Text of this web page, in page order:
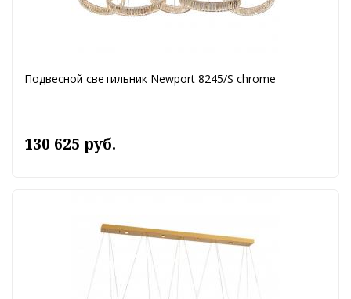
Подвесной светильник Newport 8245/S chrome
130 625 руб.